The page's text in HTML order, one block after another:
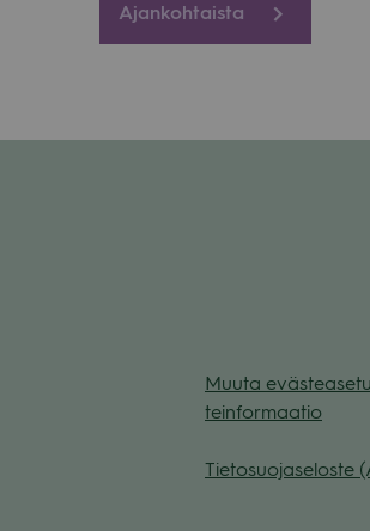
Ajankohtaista
Muuta
tein­for­maa­tio
Tie­to­suo­ja­se­loste